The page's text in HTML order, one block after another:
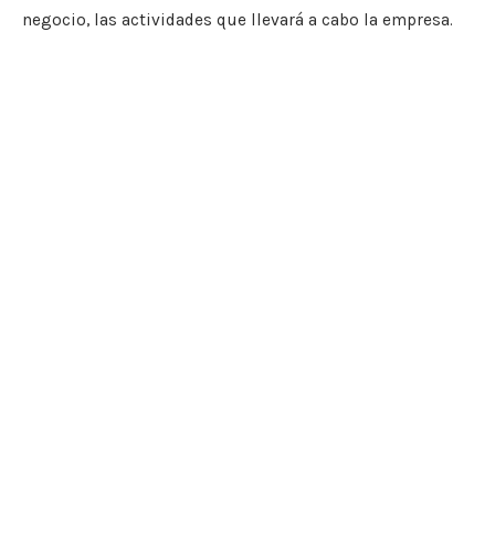
negocio, las actividades que llevará a cabo la empresa.